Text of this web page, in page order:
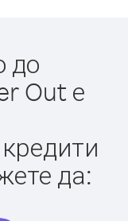
до
Out е
да: